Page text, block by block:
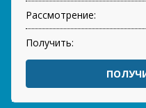
Рассмотрение:
Получить: